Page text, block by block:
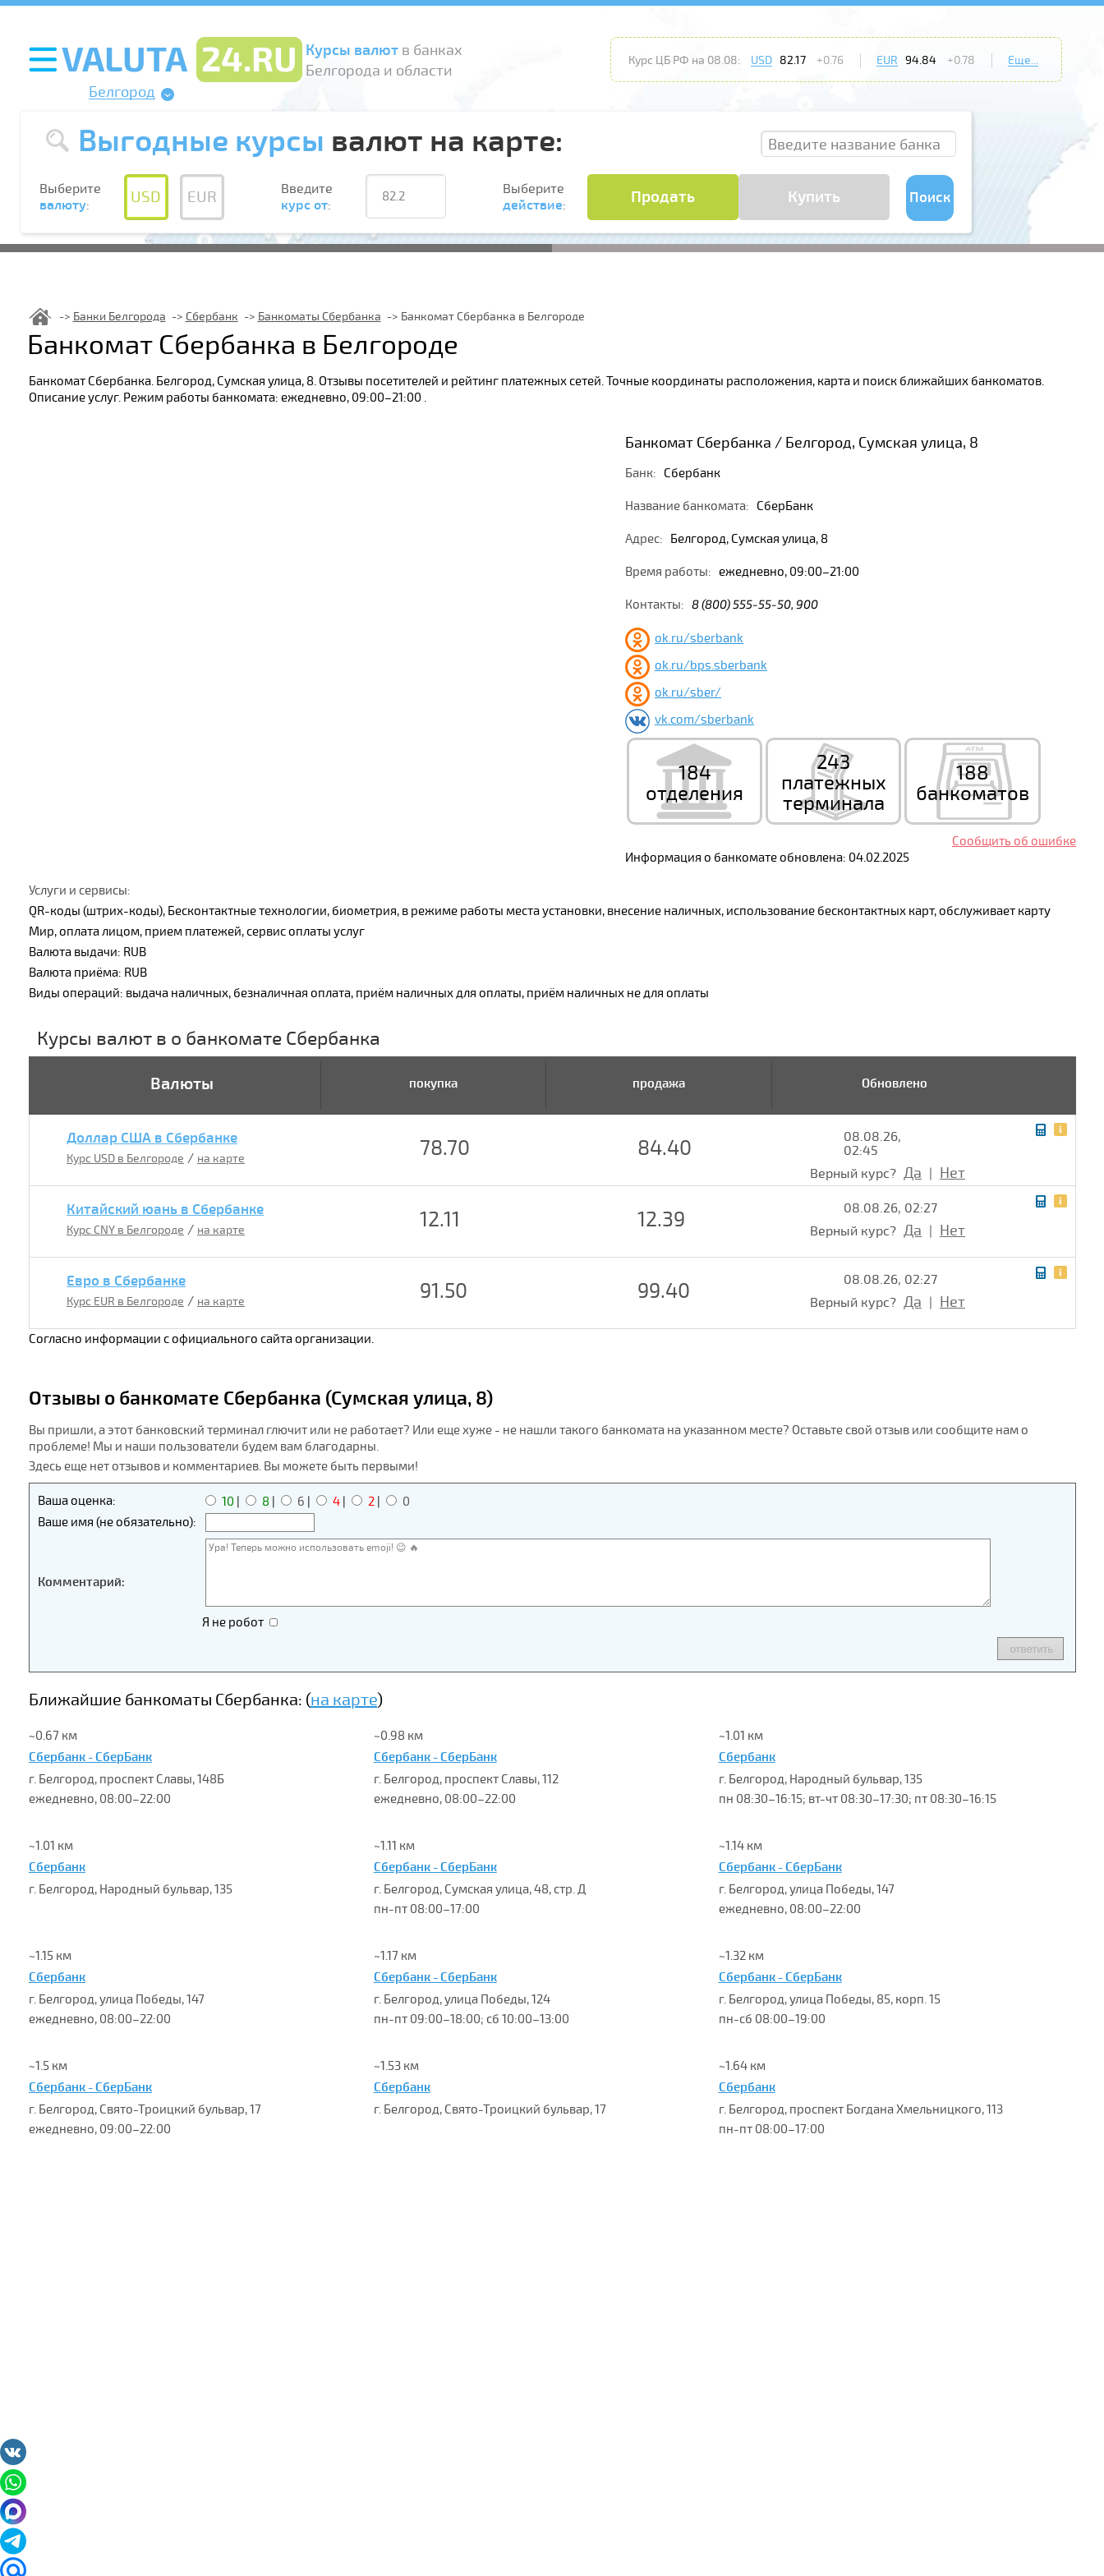
Курсы валютв банках
Белгорода и области
Белгород
Курс ЦБ РФ на 08.08: USD 82.17 +0.76 EUR 94.84 +0.78 Еще...
Выгодные курсы валют на карте:
Выберите
валюту: USD EUR
Введите
курс от:
Выберите
действие: Продать Купить Поиск
Банки Белгорода Сбербанк Банкоматы Сбербанка Банкомат Сбербанка в Белгороде
Банкомат Сбербанка в Белгороде
Банкомат Сбербанка. Белгород, Сумская улица, 8. Отзывы посетителей и рейтинг платежных сетей. Точные координаты расположения, карта и поиск ближайших банкоматов.
Описание услуг. Режим работы банкомата: ежедневно, 09:00–21:00 .
Банкомат Сбербанка / Белгород, Сумская улица, 8
Банк: Сбербанк
Название банкомата: СберБанк
Адрес: Белгород, Сумская улица, 8
Время работы: ежедневно, 09:00–21:00
Контакты: 8 (800) 555-55-50, 900
ok.ru/sberbank
ok.ru/bps.sberbank
ok.ru/sber/
vk.com/sberbank
184
отделения
243
платежных
терминала
188
банкоматов
Сообщить об ошибке
Информация о банкомате обновлена: 04.02.2025
Услуги и сервисы:
QR-коды (штрих-коды), Бесконтактные технологии, биометрия, в режиме работы места установки, внесение наличных, использование бесконтактных карт, обслуживает карту
Мир, оплата лицом, прием платежей, сервис оплаты услуг
Валюта выдачи: RUB
Валюта приёма: RUB
Виды операций: выдача наличных, безналичная оплата, приём наличных для оплаты, приём наличных не для оплаты
Курсы валют в о банкомате Сбербанка
Валюты покупка продажа Обновлено
Доллар США в Сбербанке
Курс USD в Белгороде / на карте 78.70 84.40
08.08.26,
02:45
Верный курс? Да Нет
Китайский юань в Сбербанке
Курс CNY в Белгороде / на карте 12.11 12.39
08.08.26, 02:27
Верный курс? Да Нет
Евро в Сбербанке
Курс EUR в Белгороде / на карте 91.50 99.40
08.08.26, 02:27
Верный курс? Да Нет
Согласно информации с официального сайта организации.
Отзывы о банкомате Сбербанка (Сумская улица, 8)
Вы пришли, а этот банковский терминал глючит или не работает? Или еще хуже - не нашли такого банкомата на указанном месте? Оставьте свой отзыв или сообщите нам о
проблеме! Мы и наши пользователи будем вам благодарны.
Здесь еще нет отзывов и комментариев. Вы можете быть первыми!
Ваша оценка: 10 8 6 4 2
0
Ваше имя (не обязательно):
Комментарий:
Я не робот
Ближайшие банкоматы Сбербанка: (на карте)
~0.67 км
Сбербанк - СберБанк
г. Белгород, проспект Славы, 148Б
ежедневно, 08:00–22:00
~0.98 км
Сбербанк - СберБанк
г. Белгород, проспект Славы, 112
ежедневно, 08:00–22:00
~1.01 км
Сбербанк
г. Белгород, Народный бульвар, 135
пн 08:30–16:15; вт-чт 08:30–17:30; пт 08:30–16:15
~1.01 км
Сбербанк
г. Белгород, Народный бульвар, 135
~1.11 км
Сбербанк - СберБанк
г. Белгород, Сумская улица, 48, стр. Д
пн-пт 08:00–17:00
~1.14 км
Сбербанк - СберБанк
г. Белгород, улица Победы, 147
ежедневно, 08:00–22:00
~1.15 км
Сбербанк
г. Белгород, улица Победы, 147
ежедневно, 08:00–22:00
~1.17 км
Сбербанк - СберБанк
г. Белгород, улица Победы, 124
пн-пт 09:00–18:00; сб 10:00–13:00
~1.32 км
Сбербанк - СберБанк
г. Белгород, улица Победы, 85, корп. 15
пн-сб 08:00–19:00
~1.5 км
Сбербанк - СберБанк
г. Белгород, Свято-Троицкий бульвар, 17
ежедневно, 09:00–22:00
~1.53 км
Сбербанк
г. Белгород, Свято-Троицкий бульвар, 17
~1.64 км
Сбербанк
г. Белгород, проспект Богдана Хмельницкого, 113
пн-пт 08:00–17:00